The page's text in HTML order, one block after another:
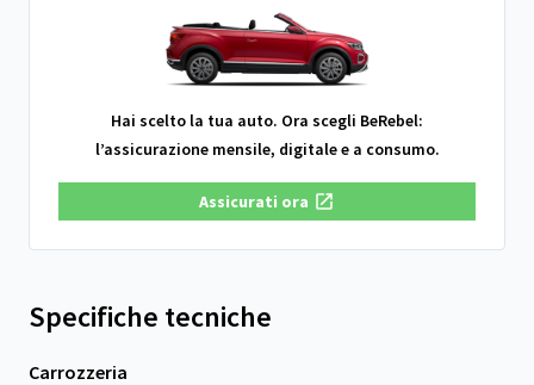
Hai scelto la tua auto. Ora scegli BeRebel:
l’assicurazione mensile, digitale e a consumo.
Assicurati ora
Specifiche tecniche
Carrozzeria